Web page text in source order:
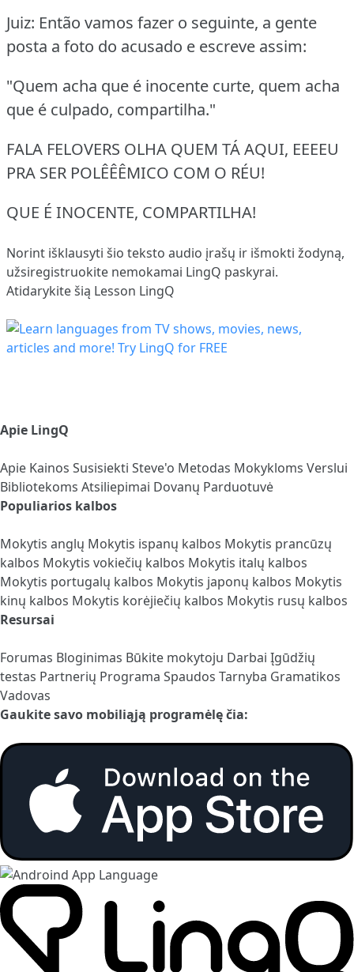
Juiz: Então vamos fazer o seguinte, a gente
posta a foto do acusado e escreve assim:
"Quem acha que é inocente curte, quem acha
que é culpado, compartilha."
FALA FELOVERS OLHA QUEM TÁ AQUI, EEEEU
PRA SER POLÊÊÊMICO COM O RÉU!
QUE É INOCENTE, COMPARTILHA!
Norint išklausyti šio teksto audio įrašų ir išmokti žodyną,
užsiregistruokite nemokamai LingQ paskyrai.
Atidarykite šią Lesson LingQ
Apie LingQ
Apie Kainos Susisiekti Steve'o Metodas Mokykloms Verslui
Bibliotekoms Atsiliepimai Dovanų Parduotuvė
Populiarios kalbos
Mokytis anglų Mokytis ispanų kalbos Mokytis prancūzų
kalbos Mokytis vokiečių kalbos Mokytis italų kalbos
Mokytis portugalų kalbos Mokytis japonų kalbos Mokytis
kinų kalbos Mokytis korėjiečių kalbos Mokytis rusų kalbos
Resursai
Forumas Bloginimas Būkite mokytoju Darbai Įgūdžių
testas Partnerių Programa Spaudos Tarnyba Gramatikos
Vadovas
Gaukite savo mobiliąją programėlę čia: